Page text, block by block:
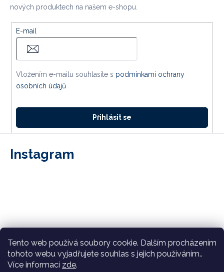
Tento web používá soubory cookie. Dalším procházením
tohoto webu vyjadřujete souhlas s jejich používáním..
Více informací zde.
nových produktech na našem e-shopu.
E-mail
Vložením e-mailu souhlasíte s podmínkami ochrany
osobních údajů
Přihlásit se
Instagram
Sledovat na Instagramu